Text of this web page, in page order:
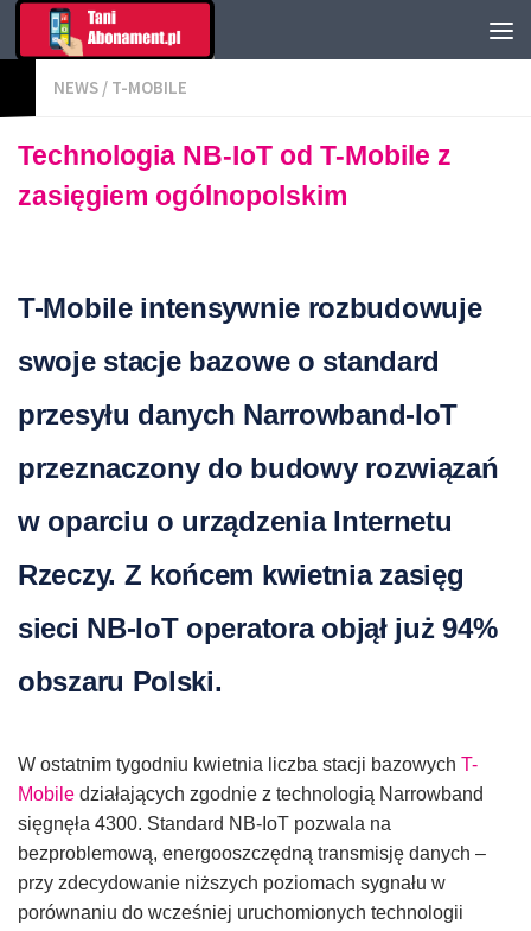
NEWS / T-MOBILE
Technologia NB-IoT od T-Mobile z
zasięgiem ogólnopolskim
T-Mobile intensywnie rozbudowuje
swoje stacje bazowe o standard
przesyłu danych Narrowband-IoT
przeznaczony do budowy rozwiązań
w oparciu o urządzenia Internetu
Rzeczy. Z końcem kwietnia zasięg
sieci NB-IoT operatora objął już 94%
obszaru Polski.
W ostatnim tygodniu kwietnia liczba stacji bazowych T-
Mobile działających zgodnie z technologią Narrowband
sięgnęła 4300. Standard NB-IoT pozwala na
bezproblemową, energooszczędną transmisję danych –
przy zdecydowanie niższych poziomach sygnału w
porównaniu do wcześniej uruchomionych technologii